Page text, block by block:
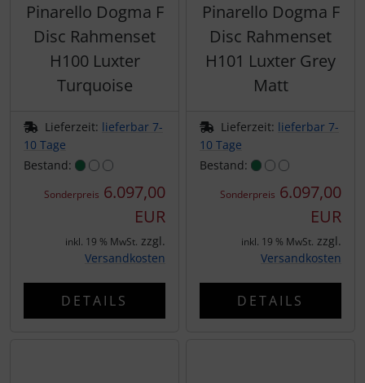
Pinarello Dogma F
Disc Rahmenset
H100 Luxter
Turquoise
Lieferzeit: lieferbar 7-
10 Tage
Bestand:
Sonderpreis 6.097,00
EUR
inkl. 19 % MwSt. zzgl.
Versandkosten
DETAILS
Pinarello Dogma F
Disc Rahmenset
H101 Luxter Grey
Matt
Lieferzeit: lieferbar 7-
10 Tage
Bestand:
Sonderpreis 6.097,00
EUR
inkl. 19 % MwSt. zzgl.
Versandkosten
DETAILS